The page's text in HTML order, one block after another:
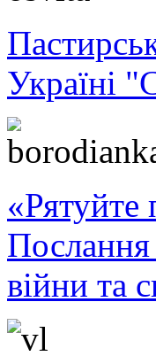
Україні
«Рятуйте
війни та